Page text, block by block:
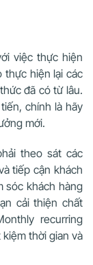
việc thực hiện
thực hiện lại các
đã có từ lâu.
chính là hãy
mới.
theo sát các
tiếp cận khách
sóc khách hàng
cải thiện chất
recurring
thời gian và